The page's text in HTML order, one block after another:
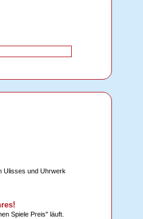
Ulisses und Uhrwerk
Spiele Preis" läuft.